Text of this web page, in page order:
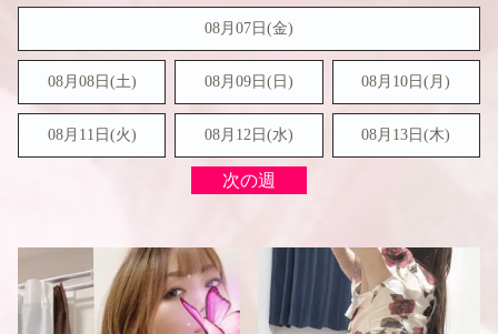
08月07日(金)
08月08日(土) 08月09日( 日) 08月10日(月)
08月11日(火) 08月12日(水) 08月13日(木)
次の週